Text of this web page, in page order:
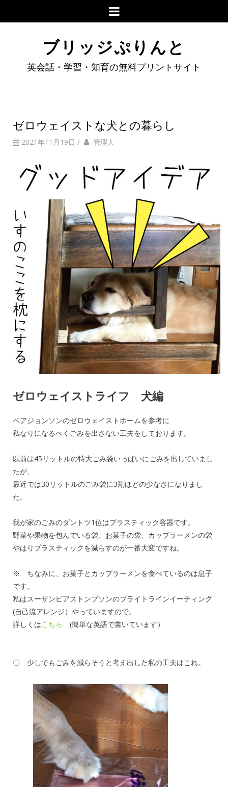
ブリッジぷりんと
英会話・学習・知育の無料プリントサイト
ゼロウェイストな犬との暮らし
2021年11月19日 / 管理人
ゼロウェイストライフ 犬編
ベアジョンソンのゼロウェイストホームを参考に
私なりになるべくごみを出さない工夫をしております。
以前は45リットルの特大ごみ袋いっぱいにごみを出していまし
たが、
最近では30リットルのごみ袋に3割ほどの少なさになりまし
た。
我が家のごみのダントツ1位はプラスティック容器です。
野菜や果物を包んでいる袋、お菓子の袋、カップラーメンの袋
やはりプラスティックを減らすのが一番大変ですね。
※ ちなみに、お菓子とカップラーメンを食べているのは息子
です。
私はスーザンピアストンプソンのブライトラインイーティング
(自己流アレンジ）やっていますので。
詳しくはこちら (簡単な英語で書いています）
〇 少しでもごみを減らそうと考え出した私の工夫はこれ。